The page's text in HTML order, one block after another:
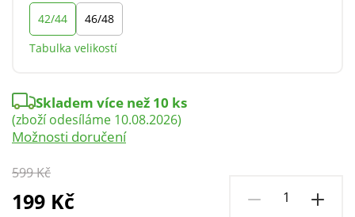
42/44
46/48
Tabulka velikostí
599 Kč
199 Kč
Skladem více než 10 ks
(zboží odesíláme 10.08.2026)
Možnosti doručení